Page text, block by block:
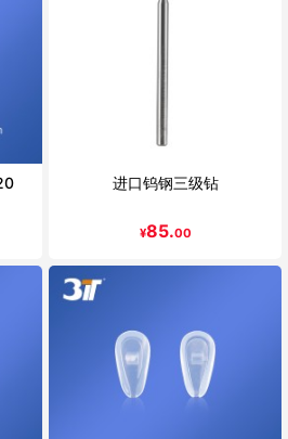
进口钨钢三级钻
¥85.00